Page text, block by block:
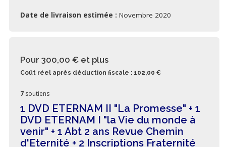
Date de livraison estimée : Novembre 2020
Pour 300,00 € et plus
Coût réel après déduction fiscale : 102,00 €
7 soutiens
1 DVD ETERNAM II "La Promesse" + 1
DVD ETERNAM I "la Vie du monde à
venir" + 1 Abt 2 ans Revue Chemin
d'Eternité + 2 Inscriptions Fraternité